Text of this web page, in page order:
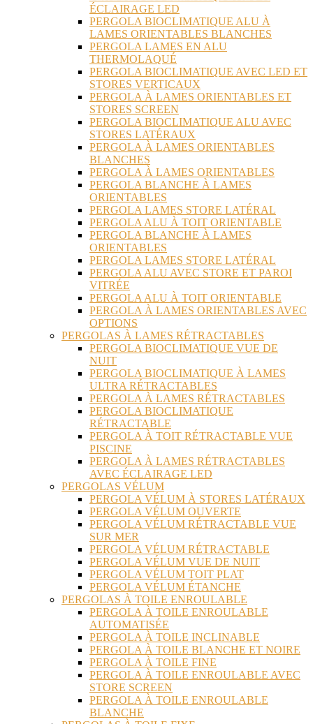
ÉCLAIRAGE LED
PERGOLA BIOCLIMATIQUE ALU À
LAMES ORIENTABLES BLANCHES
PERGOLA LAMES EN ALU
THERMOLAQUÉ
PERGOLA BIOCLIMATIQUE AVEC LED ET
STORES VERTICAUX
PERGOLA À LAMES ORIENTABLES ET
STORES SCREEN
PERGOLA BIOCLIMATIQUE ALU AVEC
STORES LATÉRAUX
PERGOLA À LAMES ORIENTABLES
BLANCHES
PERGOLA À LAMES ORIENTABLES
PERGOLA BLANCHE À LAMES
ORIENTABLES
PERGOLA LAMES STORE LATÉRAL
PERGOLA ALU À TOIT ORIENTABLE
PERGOLA BLANCHE À LAMES
ORIENTABLES
PERGOLA LAMES STORE LATÉRAL
PERGOLA ALU AVEC STORE ET PAROI
VITRÉE
PERGOLA ALU À TOIT ORIENTABLE
PERGOLA À LAMES ORIENTABLES AVEC
OPTIONS
PERGOLAS À LAMES RÉTRACTABLES
PERGOLA BIOCLIMATIQUE VUE DE
NUIT
PERGOLA BIOCLIMATIQUE À LAMES
ULTRA RÉTRACTABLES
PERGOLA À LAMES RÉTRACTABLES
PERGOLA BIOCLIMATIQUE
RÉTRACTABLE
PERGOLA À TOIT RÉTRACTABLE VUE
PISCINE
PERGOLA À LAMES RÉTRACTABLES
AVEC ÉCLAIRAGE LED
PERGOLAS VÉLUM
PERGOLA VÉLUM À STORES LATÉRAUX
PERGOLA VÉLUM OUVERTE
PERGOLA VÉLUM RÉTRACTABLE VUE
SUR MER
PERGOLA VÉLUM RÉTRACTABLE
PERGOLA VÉLUM VUE DE NUIT
PERGOLA VÉLUM TOIT PLAT
PERGOLA VÉLUM ÉTANCHE
PERGOLAS À TOILE ENROULABLE
PERGOLA À TOILE ENROULABLE
AUTOMATISÉE
PERGOLA À TOILE INCLINABLE
PERGOLA À TOILE BLANCHE ET NOIRE
PERGOLA À TOILE FINE
PERGOLA À TOILE ENROULABLE AVEC
STORE SCREEN
PERGOLA À TOILE ENROULABLE
BLANCHE